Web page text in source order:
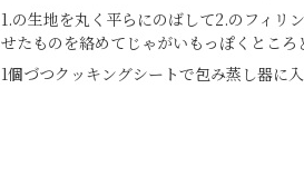
1.の生地を丸く平らにのばして2.のフィリ
せたものを絡めてじゃがいもっぽくところ
1個づつクッキングシートで包み蒸し器に